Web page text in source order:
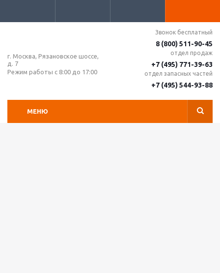
г. Москва, Рязановское шоссе,
д. 7
Режим работы с 8:00 до 17:00
Звонок бесплатный
8 (800) 511-90-45
отдел продаж
+7 (495) 771-39-63
отдел запасных частей
+7 (495) 544-93-88
МЕНЮ